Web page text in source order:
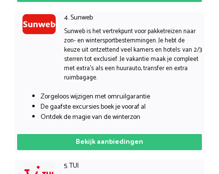
4. Sunweb
Sunweb is het vertrekpunt voor pakketreizen naar
zon- en wintersportbestemmingen. Je hebt de
keuze uit ontzettend veel kamers en hotels: van 2/3
sterren tot exclusief. Je vakantie maak je compleet
met extra’s als een huurauto, transfer en extra
ruimbagage.
Zorgeloos wijzigen met omruilgarantie
De gaafste excursies boek je vooraf al
Ontdek de magie van de winterzon
Bekijk aanbiedingen
5. TUI